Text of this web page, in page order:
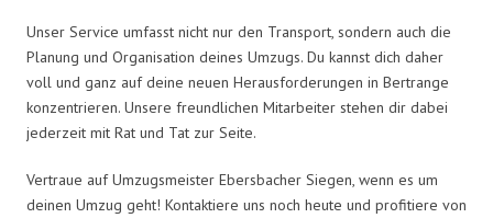
Unser Service umfasst nicht nur den Transport, sondern auch die
Planung und Organisation deines Umzugs. Du kannst dich daher
voll und ganz auf deine neuen Herausforderungen in Bertrange
konzentrieren. Unsere freundlichen Mitarbeiter stehen dir dabei
jederzeit mit Rat und Tat zur Seite.
Vertraue auf Umzugsmeister Ebersbacher Siegen, wenn es um
deinen Umzug geht! Kontaktiere uns noch heute und profitiere von